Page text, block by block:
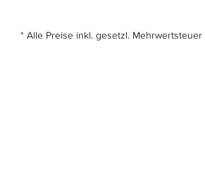
* Alle Preise inkl. gesetzl. Mehrwertsteuer